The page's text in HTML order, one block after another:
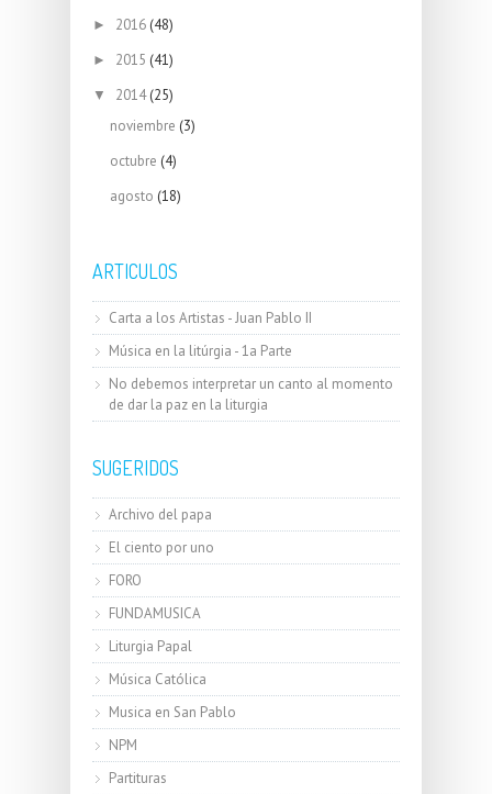
► 2016 (48)
► 2015 (41)
▼ 2014 (25)
noviembre (3)
octubre (4)
agosto (18)
ARTICULOS
Carta a los Artistas - Juan Pablo II
Música en la litúrgia - 1a Parte
No debemos interpretar un canto al momento
de dar la paz en la liturgia
SUGERIDOS
Archivo del papa
El ciento por uno
FORO
FUNDAMUSICA
Liturgia Papal
Música Católica
Musica en San Pablo
NPM
Partituras